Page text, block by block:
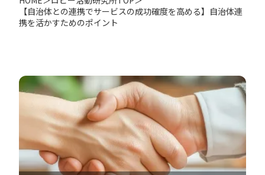
【自治体との連携でサービスの成功確度を高める】自治体連
携を活かすためのポイント